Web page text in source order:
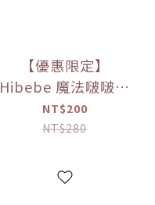
【優惠限定】
Hibebe 魔法啵啵棒
牛奶/草莓/起司/藍
莓葡萄/芒果(150g/
NT$200
NT$280